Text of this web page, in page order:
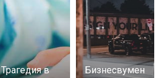
Трагедия в
Бизнесвумен